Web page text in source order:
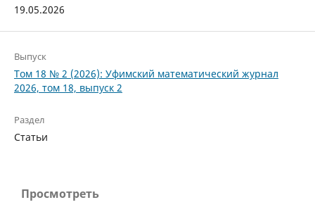
19.05.2026
Выпуск
Том 18 № 2 (2026): Уфимский математический журнал
2026, том 18, выпуск 2
Раздел
Статьи
Просмотреть